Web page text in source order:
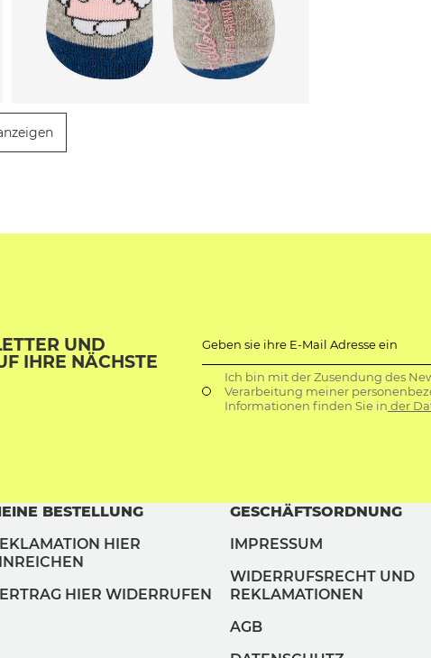
UND
IHRE NÄCHSTE
Geben sie ihre E-Mail Adresse ein
Ich bin mit der Zusendung des
Verarbeitung meiner
Informationen finden Sie in der
BESTELLUNG
HIER
HIER WIDERRUFEN
GESCHÄFTSORDNUNG
IMPRESSUM
WIDERRUFSRECHT UND
REKLAMATIONEN
AGB